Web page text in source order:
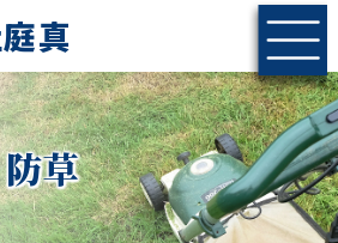
・剪定なら合同会社庭真へ
真
草